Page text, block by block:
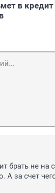
в
брать не на
А за счет